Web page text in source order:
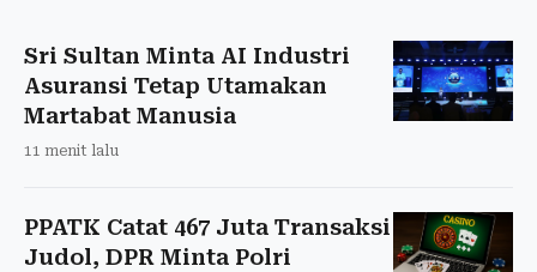
Sri Sultan Minta AI Industri
Asuransi Tetap Utamakan
Martabat Manusia
11 menit lalu
PPATK Catat 467 Juta Transaksi
Judol, DPR Minta Polri